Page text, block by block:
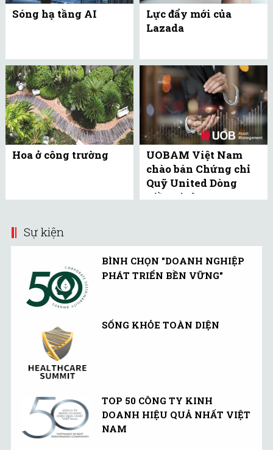
Sóng hạ tầng AI
Lực đẩy mới của
Lazada
Hoa ở công trường
UOBAM Việt Nam
chào bán Chứng chỉ
Quỹ United Dòng
Tiền Linh Hoạt
Sự kiện
BÌNH CHỌN "DOANH NGHIỆP
PHÁT TRIỂN BỀN VỮNG"
SỐNG KHỎE TOÀN DIỆN
TOP 50 CÔNG TY KINH
DOANH HIỆU QUẢ NHẤT VIỆT
NAM